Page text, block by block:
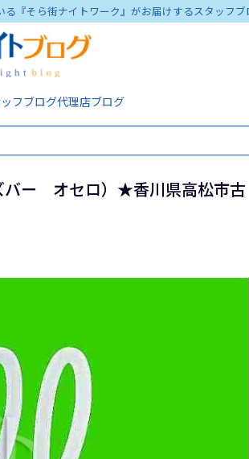
『そら街ナイトワーク』がお届けするスタッフブ
フブログ代理店ブログ
バー オセロ）★香川県高松市古